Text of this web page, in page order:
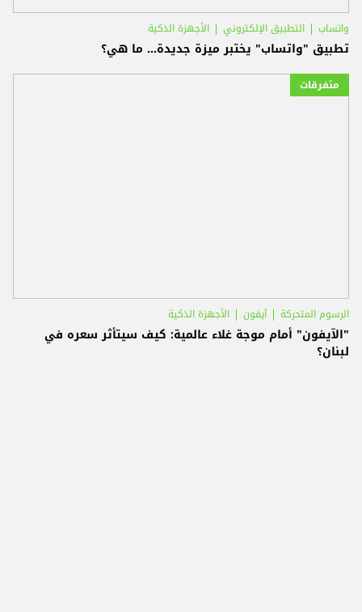
واتساب التطبيق الإلكتروني الأجهزة الذكية
تطبيق "واتساب" يختبر ميزة جديدة... ما هي؟
متفرقات
الرسوم المتحركة آيفون الأجهزة الذكية
"الآيفون" أمام موجة غلاء عالمية: كيف سيتأثر سعره في
لبنان؟